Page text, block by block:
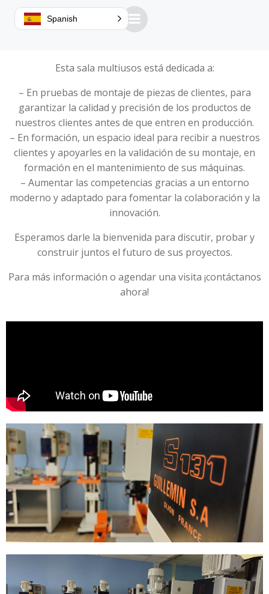
Nos complace anunciar la apertura de nuestra nueva
sala de pruebas, diseñada para satisfacer las
Esta sala multiusos está dedicada a:
– En pruebas de montaje de piezas de clientes, para
garantizar la calidad y precisión de los productos de
nuestros clientes antes de que entren en producción.
– En formación, un espacio ideal para recibir a nuestros
clientes y apoyarles en la validación de su montaje, en
formación en el mantenimiento de sus máquinas.
– Aumentar las competencias gracias a un entorno
moderno y adaptado para fomentar la colaboración y la
innovación.
Esperamos darle la bienvenida para discutir, probar y
construir juntos el futuro de sus proyectos.
Para más información o agendar una visita ¡contáctanos
ahora!
Spanish